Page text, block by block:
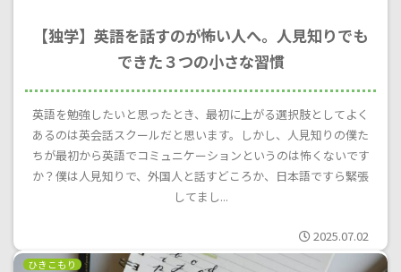
【独学】英語を話すのが怖い人へ。人見知りでも
できた３つの小さな習慣
英語を勉強したいと思ったとき、最初に上がる選択肢としてよく
あるのは英会話スクールだと思います。しかし、人見知りの僕た
ちが最初から英語でコミュニケーションというのは怖くないです
か？僕は人見知りで、外国人と話すどころか、日本語ですら緊張
してまし...
2025.07.02
ひきこもり